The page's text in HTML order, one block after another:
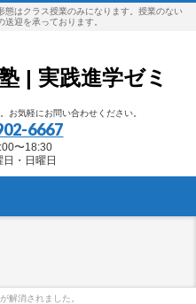
態はクラス授業のみになります。授業のない
迎を承っております。
| 実践進学ゼミ
お気軽にお問い合わせください。
6667
〜18:30
・日曜日
解消されました。